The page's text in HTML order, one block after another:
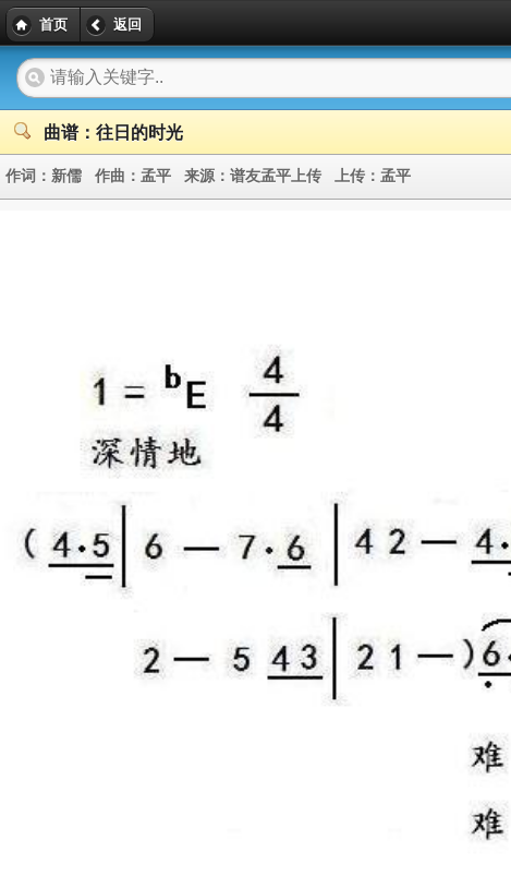
首页 返回
曲谱：往日的时光
作词： 新儒 作曲： 孟平 来源： 谱友孟平上传 上传： 孟平